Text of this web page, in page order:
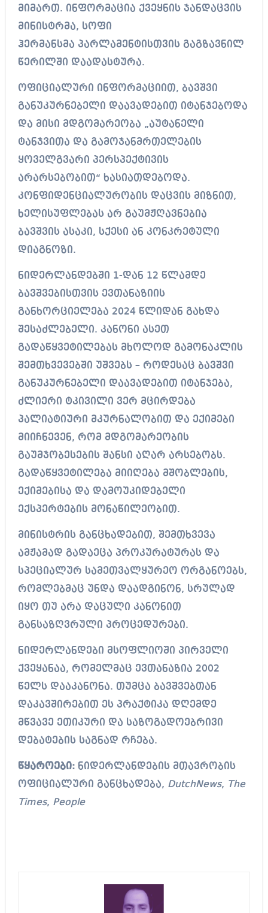
მიმართ. ინფორმაცია ქვეყნის ჯანდაცვის
მინისტრმა, სოფი
ჰერმანსმა პარლამენტისთვის გაგზავნილ
წერილში დაადასტურა.
ოფიციალური ინფორმაციით, ბავშვი
განუკურნებელი დაავადებით იტანჯებოდა
და მისი მდგომარეობა „აუტანელი
ტანჯვითა და გამოჯანმრთელების
ყოველგვარი პერსპექტივის
არარსებობით“ ხასიათდებოდა.
კონფიდენციალურობის დაცვის მიზნით,
ხელისუფლებას არ გაუმჟღავნებია
ბავშვის ასაკი, სქესი ან კონკრეტული
დიაგნოზი.
ნიდერლანდებში 1-დან 12 წლამდე
ბავშვებისთვის ევთანაზიის
განხორციელება 2024 წლიდან გახდა
შესაძლებელი. კანონი ასეთ
გადაწყვეტილებას მხოლოდ გამონაკლის
შემთხვევებში უშვებს – როდესაც ბავშვი
განუკურნებელი დაავადებით იტანჯება,
ძლიერი ტკივილი ვერ მცირდება
პალიატიური მკურნალობით და ექიმები
მიიჩნევენ, რომ მდგომარეობის
გაუმჯობესების შანსი აღარ არსებობს.
გადაწყვეტილება მიიღება მშობლების,
ექიმებისა და დამოუკიდებელი
ექსპერტების მონაწილეობით.
მინისტრის განცხადებით, შემთხვევა
ამჟამად გადაეცა პროკურატურას და
სპეციალურ სამეთვალყურეო ორგანოებს,
რომლებმაც უნდა დაადგინონ, სრულად
იყო თუ არა დაცული კანონით
განსაზღვრული პროცედურები.
ნიდერლანდები მსოფლიოში პირველი
ქვეყანაა, რომელმაც ევთანაზია 2002
წელს დააკანონა. თუმცა ბავშვებთან
დაკავშირებით ეს პრაქტიკა დღემდე
მწვავე ეთიკური და საზოგადოებრივი
დებატების საგნად რჩება.
წყაროები:ნიდერლანდების მთავრობის
ოფიციალური განცხადება, DutchNews, The
Times, People